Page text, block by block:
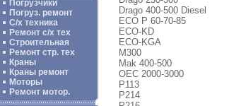
Погрузчики
Погруз. ремонт
С/х техника
Ремонт с/х тех
Строительная
Ремонт стр. тех
Краны
Краны ремонт
Моторы
Ремонт мотор.
Drago 400-500 Diesel
ECO P 60-70-85
ECO-KD
ECO-KGA
M300
Mak 400-500
OEC 2000-3000
P113
P214